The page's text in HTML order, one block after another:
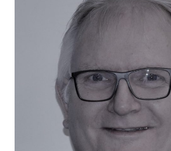
SPONSOREN